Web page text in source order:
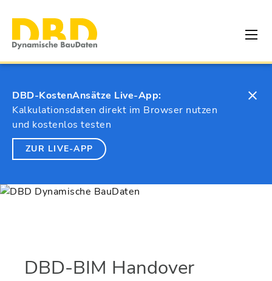
DBD-KostenAnsätze Live-App:
Kalkulationsdaten direkt im Browser nutzen
und kostenlos testen
ZUR LIVE-APP
DBD-BIM Handover